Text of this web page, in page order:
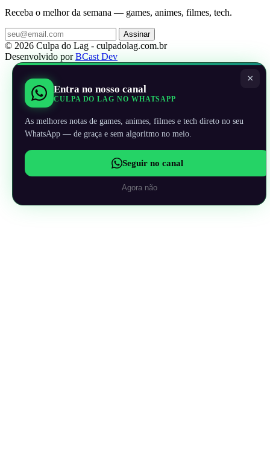
Receba o melhor da semana — games, animes, filmes, tech.
Assinar
© 2026 Culpa do Lag - culpadolag.com.br
Desenvolvido porBCast Dev
×
Entra no nosso canal
CULPA DO LAG NO WHATSAPP
As melhores notas de games, animes, filmes e tech direto no seu
WhatsApp — de graça e sem algoritmo no meio.
Seguir no canal
Agora não